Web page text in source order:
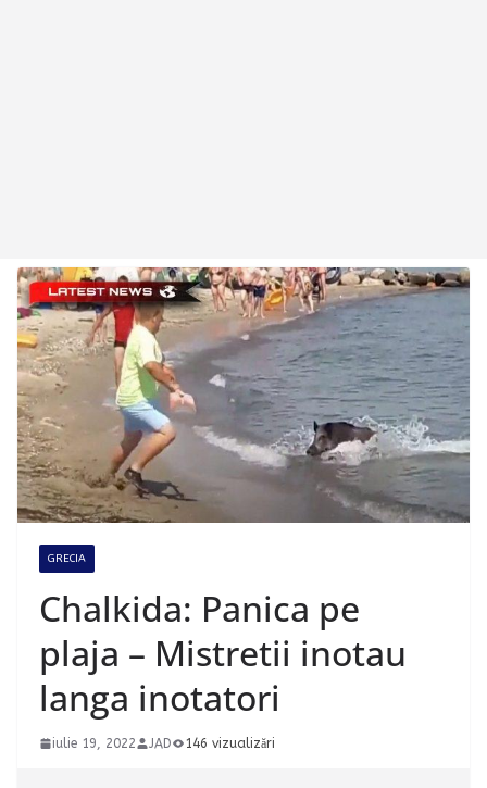
GRECIA
Chalkida: Panica pe
plaja – Mistretii inotau
langa inotatori
iulie 19, 2022 JAD 146 vizualizări